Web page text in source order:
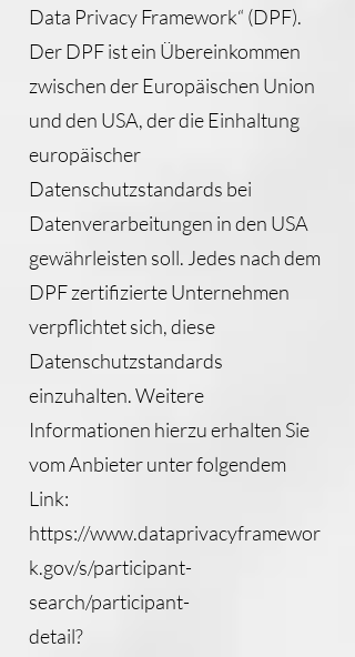
Data Privacy Framework“ (DPF).
Der DPF ist ein Übereinkommen
zwischen der Europäischen Union
und den USA, der die Einhaltung
europäischer
Datenschutzstandards bei
Datenverarbeitungen in den USA
gewährleisten soll. Jedes nach dem
DPF zertifizierte Unternehmen
verpflichtet sich, diese
Datenschutzstandards
einzuhalten. Weitere
Informationen hierzu erhalten Sie
vom Anbieter unter folgendem
Link:
https://www.dataprivacyframewor
k.gov/s/participant-
search/participant-
detail?